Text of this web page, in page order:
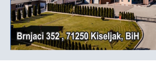
kronika
Politika